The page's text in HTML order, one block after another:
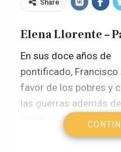
Share
Elena Llorente –
En sus doce años de
pontificado,
favor de los pobres y
las guerras además
cambios en la Iglesia
transparencia,